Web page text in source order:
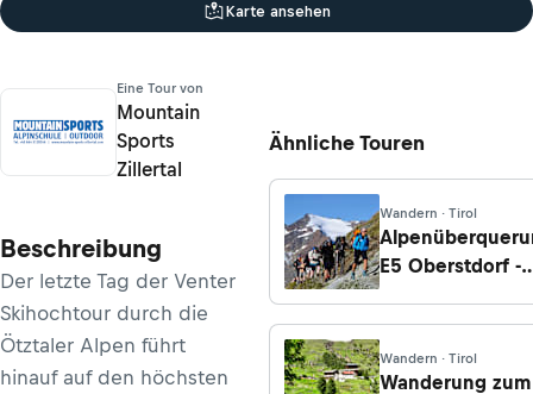
Karte ansehen
Eine Tour von
Mountain
Sports
Zillertal
Beschreibung
Der letzte Tag der Venter
Skihochtour durch die
Ötztaler Alpen führt
hinauf auf den höchsten
Ähnliche Touren
Wandern · Tirol
E5 Oberstdorf -
Von der
Braunschweiger
Hütte nach Vent
Wandern · Tirol
Wanderung zum